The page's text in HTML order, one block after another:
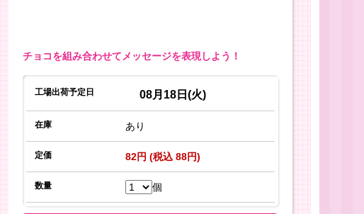
チョコを組み合わせてメッセージを表現しよう！
工場出荷予定日 08月18日(火)
在庫 あり
定価 82円 (税込 88円)
数量 個